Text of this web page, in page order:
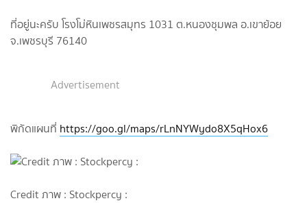
ที่อยู่นะครับ โรงโม่หินเพชรสมุทร 1031 ต.หนองชุมพล อ.เขาย้อย
จ.เพชรบุรี 76140
Advertisement
พิกัดแผนที่ https://goo.gl/maps/rLnNYWydo8X5qHox6
Credit ภาพ : Stockpercy :